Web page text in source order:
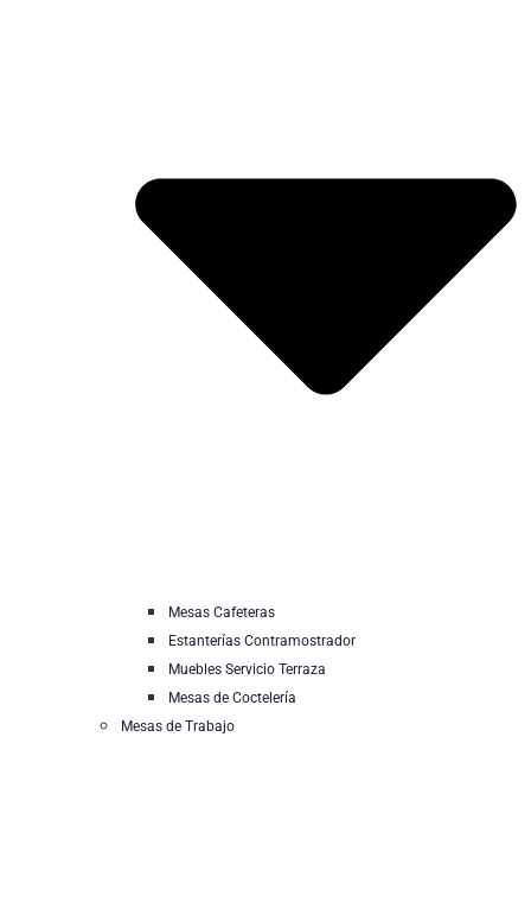
Mesas Cafeteras
Estanterías Contramostrador
Muebles Servicio Terraza
Mesas de Coctelería
Mesas de Trabajo